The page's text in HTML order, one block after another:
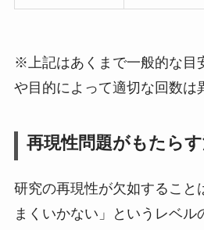
※上記はあくまで一般的な目
や目的によって適切な回数は
再現性問題がもたら
研究の再現性が欠如すること
まくいかない」というレベル